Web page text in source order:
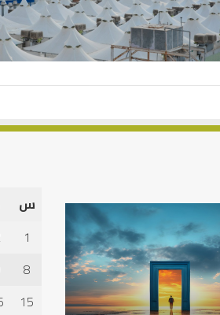
س
1
8
15